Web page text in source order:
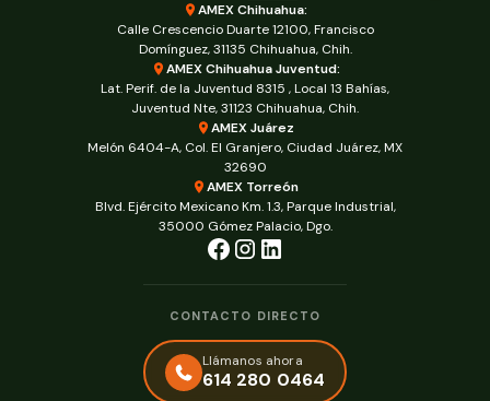
AMEX Chihuahua:
Calle Crescencio Duarte 12100, Francisco
Domínguez, 31135 Chihuahua, Chih.
AMEX Chihuahua Juventud:
Lat. Perif. de la Juventud 8315 , Local 13 Bahías,
Juventud Nte, 31123 Chihuahua, Chih.
AMEX Juárez
Melón 6404-A, Col. El Granjero, Ciudad Juárez, MX
32690
AMEX Torreón
Blvd. Ejército Mexicano Km. 1.3, Parque Industrial,
35000 Gómez Palacio, Dgo.
CONTACTO DIRECTO
Llámanos ahora
614 280 0464